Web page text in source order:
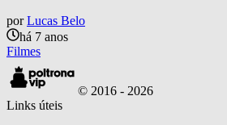
por Lucas Belo
há 7 anos
Filmes
© 2016 - 2026
Links úteis